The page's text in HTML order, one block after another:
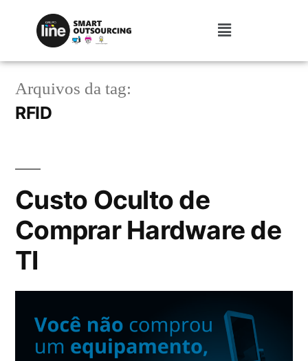
Arquivos da tag:
RFID
Custo Oculto de
Comprar Hardware de
TI